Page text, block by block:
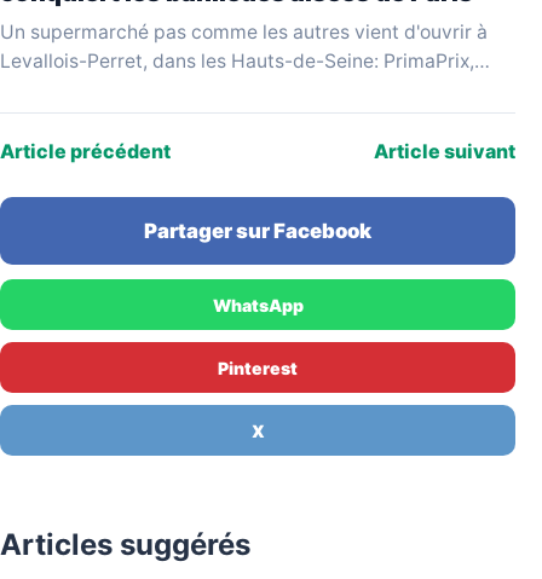
Un supermarché pas comme les autres vient d'ouvrir à
Levallois-Perret, dans les Hauts-de-Seine: PrimaPrix,
chic», attire une…
Article précédent Article suivant
Partager sur Facebook
WhatsApp
Pinterest
X
Articles suggérés